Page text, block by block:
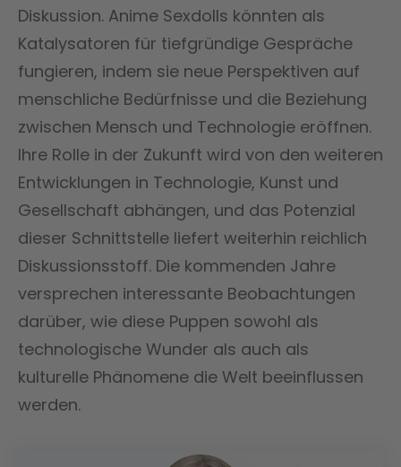
Diskussion. Anime Sexdolls könnten als
Katalysatoren für tiefgründige Gespräche
fungieren, indem sie neue Perspektiven auf
menschliche Bedürfnisse und die Beziehung
zwischen Mensch und Technologie eröffnen.
Ihre Rolle in der Zukunft wird von den weiteren
Entwicklungen in Technologie, Kunst und
Gesellschaft abhängen, und das Potenzial
dieser Schnittstelle liefert weiterhin reichlich
Diskussionsstoff. Die kommenden Jahre
versprechen interessante Beobachtungen
darüber, wie diese Puppen sowohl als
technologische Wunder als auch als
kulturelle Phänomene die Welt beeinflussen
werden.